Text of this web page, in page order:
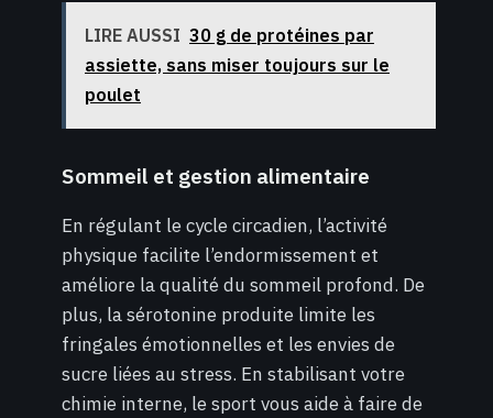
LIRE AUSSI 30 g de protéines par
assiette, sans miser toujours sur le
poulet
Sommeil et gestion alimentaire
En régulant le cycle circadien, l’activité
physique facilite l’endormissement et
améliore la qualité du sommeil profond. De
plus, la sérotonine produite limite les
fringales émotionnelles et les envies de
sucre liées au stress. En stabilisant votre
chimie interne, le sport vous aide à faire de